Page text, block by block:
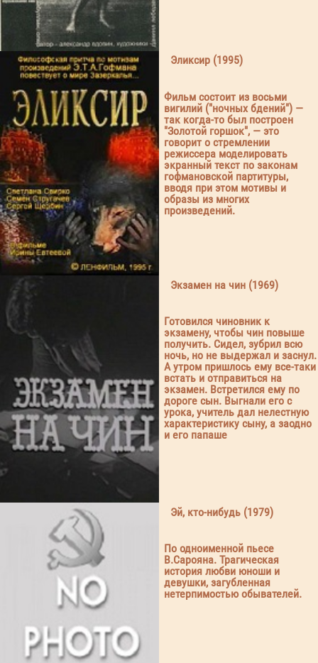
Эликсир (1995)
Фильм состоит из восьми
вигилий ("ночных бдений") —
так когда-то был построен
"Золотой горшок", — это
говорит о стремлении
режиссера моделировать
экранный текст по законам
гофмановской партитуры,
вводя при этом мотивы и
образы из многих
произведений.
Экзамен на чин (1969)
Готовился чиновник к
экзамену, чтобы чин повыше
получить. Сидел, зубрил всю
ночь, но не выдержал и заснул.
А утром пришлось ему все-таки
встать и отправиться на
экзамен. Встретился ему по
дороге сын. Выгнали его с
урока, учитель дал нелестную
характеристику сыну, а заодно
и его папаше
Эй, кто-нибудь (1979)
По одноименной пьесе
В.Сарояна. Трагическая
история любви юноши и
девушки, загубленная
нетерпимостью обывателей.